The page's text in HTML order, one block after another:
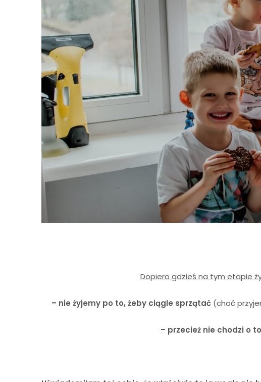
Dopiero gdzieś na tym etapie
– nie żyjemy po to, żeby ciągle sprzątać(choć
– przecież nie chodzi o